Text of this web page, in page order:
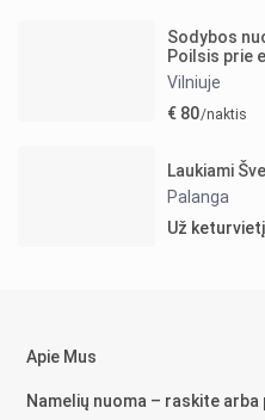
Sodybos
Poilsis prie
Vilniuje
€ 80/naktis
Laukiami
Palanga
Už
Apie Mus
Namelių nuoma – raskite